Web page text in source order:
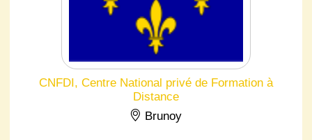
CNFDI, Centre National privé de Formation à
Distance
Brunoy